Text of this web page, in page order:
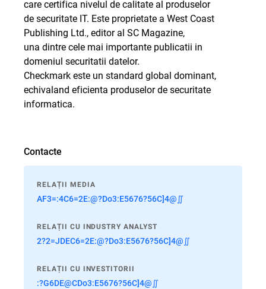
care certifica nivelul de calitate al produselor
de securitate IT. Este proprietate a West Coast
Publishing Ltd., editor al SC Magazine,
una dintre cele mai importante publicatii in
domeniul securitatii datelor.
Checkmark este un standard global dominant,
echivaland eficienta produselor de securitate
informatica.
Contacte
RELAȚII MEDIA
AF3=:4C6=2E:@?Do3:E5676?56C]4@∬
RELAȚII CU INDUSTRY ANALYST
2?2=JDEC6=2E:@?Do3:E5676?56C]4@∬
RELAȚII CU INVESTITORII
:?G6DE@CDo3:E5676?56C]4@∬